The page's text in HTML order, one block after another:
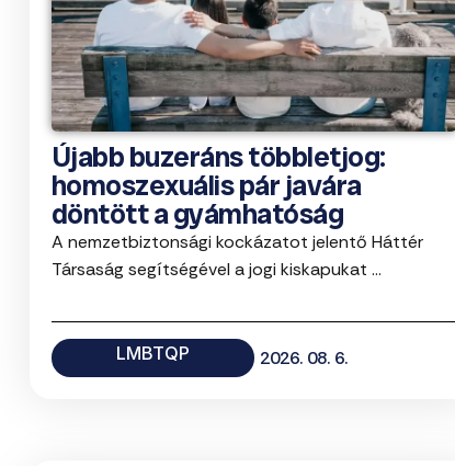
Újabb buzeráns többletjog:
homoszexuális pár javára
döntött a gyámhatóság
A nemzetbiztonsági kockázatot jelentő Háttér
Társaság segítségével a jogi kiskapukat ...
LMBTQP 2026. 08. 6.